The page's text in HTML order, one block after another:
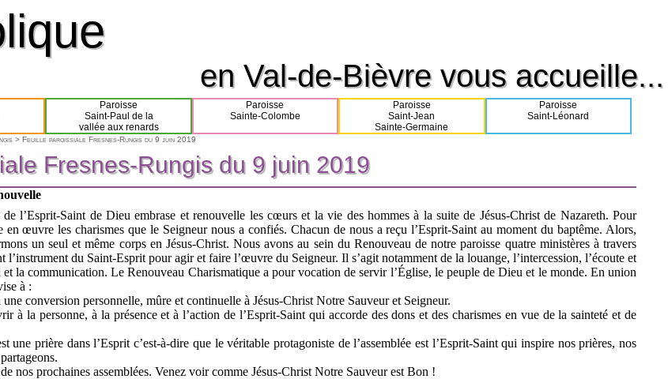
en Val-de-Bièvre vous accueille...
en Val-de-Bièvre vous accueille...
Paroisse
Saint-Paul de la
vallée aux renards
Paroisse
Sainte-Colombe
Paroisse
Saint-Jean
Sainte-Germaine
Paroisse
Saint-Léonard
> Feuille paroissiale Fresnes-Rungis du 9 juin 2019
Fresnes-Rungis du 9 juin 2019
Fresnes-Rungis du 9 juin 2019
l’Esprit-Saint de Dieu embrase et renouvelle les cœurs et la vie des hommes à la suite de Jésus-Christ de Nazareth. Pour
en œuvre les charismes que le Seigneur nous a confiés. Chacun de nous a reçu l’Esprit-Saint au moment du baptême. Alors,
un seul et même corps en Jésus-Christ. Nous avons au sein du Renouveau de notre paroisse quatre ministères à travers
l’instrument du Saint-Esprit pour agir et faire l’œuvre du Seigneur. Il s’agit notamment de la louange, l’intercession, l’écoute et
et la communication. Le Renouveau Charismatique a pour vocation de servir l’Église, le peuple de Dieu et le monde. En union
à :
une conversion personnelle, mûre et continuelle à Jésus-Christ Notre Sauveur et Seigneur.
à la personne, à la présence et à l’action de l’Esprit-Saint qui accorde des dons et des charismes en vue de la sainteté et de
une prière dans l’Esprit c’est-à-dire que le véritable protagoniste de l’assemblée est l’Esprit-Saint qui inspire nos prières, nos
nos prochaines assemblées. Venez voir comme Jésus-Christ Notre Sauveur est Bon !